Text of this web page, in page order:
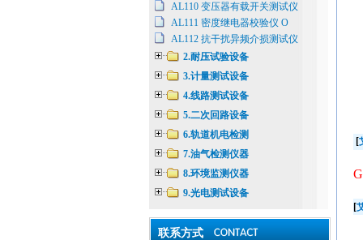
AL110 变压器有载开关测试仪
AL111 密度继电器校验仪 O
AL112 抗干扰异频介损测试仪
2.耐压试验设备
3.计量测试设备
4.线路测试设备
5.二次回路设备
6.轨道机电检测
7.油气检测仪器
8.环境监测仪器
9.光电测试设备
联系方式
[
[